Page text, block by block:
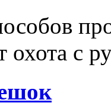
охота с